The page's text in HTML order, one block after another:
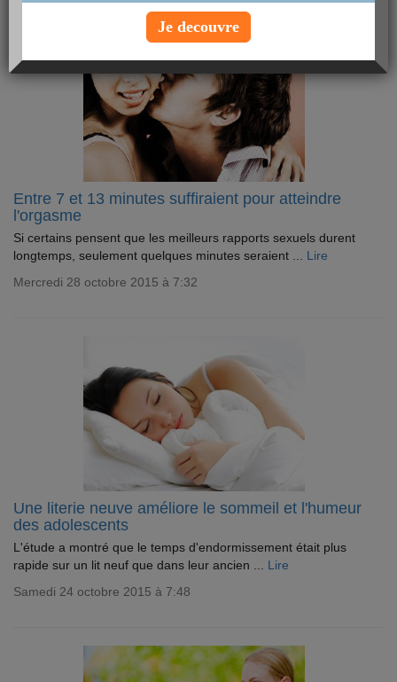
Entre 7 et 13 minutes suffiraient pour atteindre
l'orgasme
Si certains pensent que les meilleurs rapports sexuels durent
longtemps, seulement quelques minutes seraient ... Lire
Mercredi 28 octobre 2015 à 7:32
Une literie neuve améliore le sommeil et l'humeur
des adolescents
L'étude a montré que le temps d'endormissement était plus
rapide sur un lit neuf que dans leur ancien ... Lire
Samedi 24 octobre 2015 à 7:48
Je decouvre